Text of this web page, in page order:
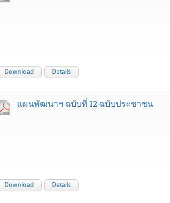
Download Details
แผนพัฒนาฯ ฉบับที่ 12 ฉบับประชาชน
Download Details